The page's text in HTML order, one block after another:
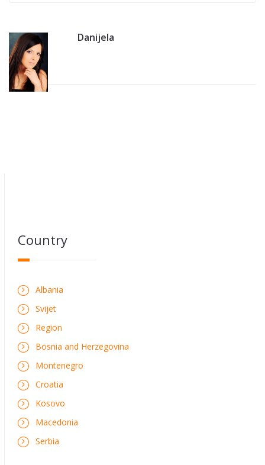
Danijela
Country
Albania
Svijet
Region
Bosnia and Herzegovina
Montenegro
Croatia
Kosovo
Macedonia
Serbia